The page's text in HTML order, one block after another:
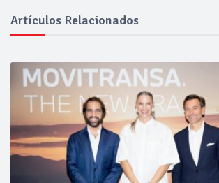
Artículos Relacionados